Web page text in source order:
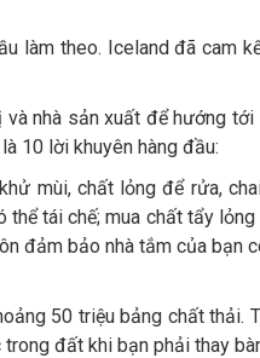
làm theo. Iceland đã cam
nhà sản xuất để hướng
10 lời khuyên hàng đầu:
mùi, chất lỏng để rửa,
tái chế; mua chất tẩy
đảm bảo nhà tắm của bạn
50 triệu bảng chất thải.
đất khi bạn phải thay